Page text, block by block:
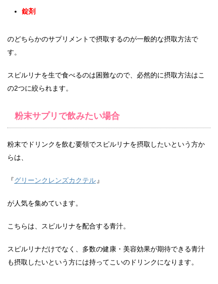
錠剤
のどちらかのサプリメントで摂取するのが一般的な摂取方法で
す。
スピルリナを生で食べるのは困難なので、必然的に摂取方法はこ
の2つに絞られます。
粉末サプリで飲みたい場合
粉末でドリンクを飲む要領でスピルリナを摂取したいという方か
らは、
『グリーンクレンズカクテル 』
が人気を集めています。
こちらは、スピルリナを配合する青汁。
スピルリナだけでなく、多数の健康・美容効果が期待できる青汁
も摂取したいという方には持ってこいのドリンクになります。